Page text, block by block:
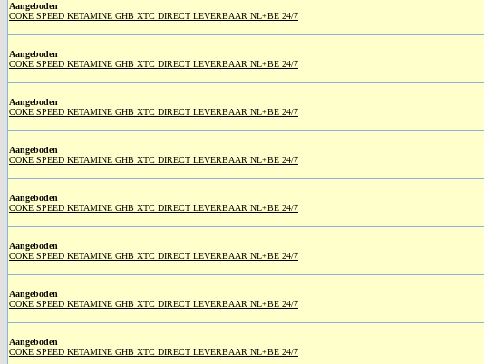
Aangeboden
COKE SPEED KETAMINE GHB XTC DIRECT LEVERBAAR NL+BE 24/7
Aangeboden
COKE SPEED KETAMINE GHB XTC DIRECT LEVERBAAR NL+BE 24/7
Aangeboden
COKE SPEED KETAMINE GHB XTC DIRECT LEVERBAAR NL+BE 24/7
Aangeboden
COKE SPEED KETAMINE GHB XTC DIRECT LEVERBAAR NL+BE 24/7
Aangeboden
COKE SPEED KETAMINE GHB XTC DIRECT LEVERBAAR NL+BE 24/7
Aangeboden
COKE SPEED KETAMINE GHB XTC DIRECT LEVERBAAR NL+BE 24/7
Aangeboden
COKE SPEED KETAMINE GHB XTC DIRECT LEVERBAAR NL+BE 24/7
Aangeboden
COKE SPEED KETAMINE GHB XTC DIRECT LEVERBAAR NL+BE 24/7